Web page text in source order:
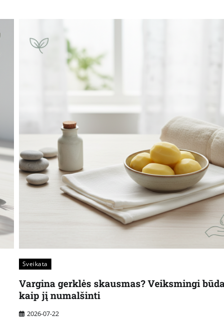
Sveikata
Vargina gerklės skausmas? Veiksmingi
kaip jį numalšinti
2026-07-22